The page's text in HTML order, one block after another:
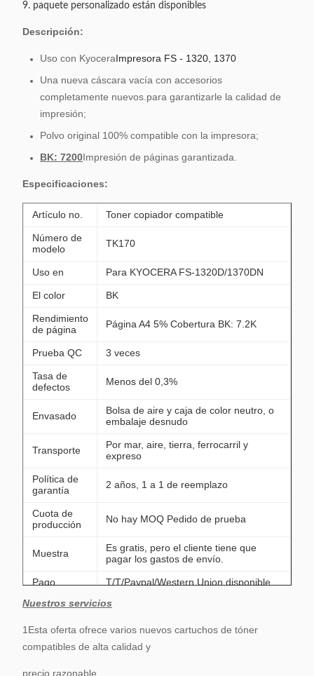
9. paquete personalizado están disponibles
Descripción:
Uso con KyoceraImpresora FS - 1320, 1370
Una nueva cáscara vacía con accesorios
completamente nuevos. para garantizarle la calidad de
impresión;
Polvo original 100% compatible con la impresora;
BK: 7200Impresión de páginas garantizada.
Especificaciones:
Artículo no. Toner copiador compatible
Número de
modelo
TK170
Uso en Para KYOCERA FS-1320D/1370DN
El color BK
Rendimiento
de página
Página A4 5% Cobertura BK: 7.2K
Prueba QC 3 veces
Tasa de
defectos
Menos del 0,3%
Envasado
Bolsa de aire y caja de color neutro, o
embalaje desnudo
Transporte
Por mar, aire, tierra, ferrocarril y
expreso
Política de
garantía
2 años, 1 a 1 de reemplazo
Cuota de
producción
No hay MOQ Pedido de prueba
Muestra
Es gratis, pero el cliente tiene que
pagar los gastos de envío.
Pago T/T/Paypal/Western Union disponible
Política de manipulación de
nuevas unidades de reemplazo junto
Nuestros servicios
1Esta oferta ofrece varios nuevos cartuchos de tóner
compatibles de alta calidad y
precio razonable